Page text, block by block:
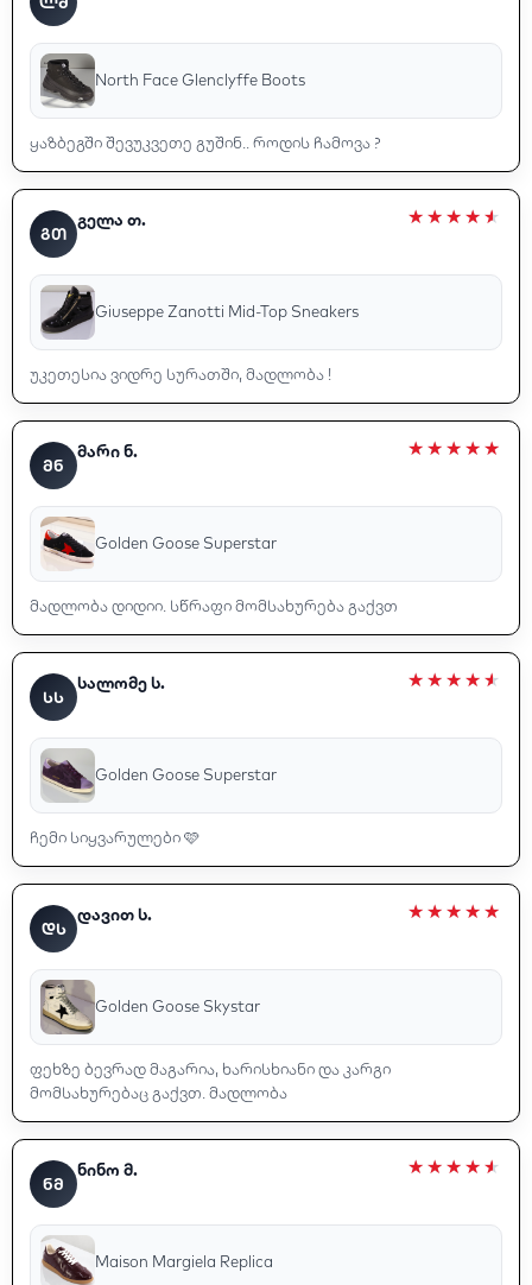
North Face Glenclyffe Boots
ყაზბეგში შევუკვეთე გუშინ.. როდის ჩამოვა ?
ᲒᲗ
გელა თ.
Giuseppe Zanotti Mid-Top Sneakers
უკეთესია ვიდრე სურათში, მადლობა !
ᲛᲜ
მარი ნ.
Golden Goose Superstar
მადლობა დიდიი. სწრაფი მომსახურება გაქვთ
ᲡᲡ
სალომე ს.
Golden Goose Superstar
ჩემი სიყვარულები 🩷
ᲓᲡ
დავით ს.
Golden Goose Skystar
ფეხზე ბევრად მაგარია, ხარისხიანი და კარგი
მომსახურებაც გაქვთ. მადლობა
ᲜᲛ
ნინო მ.
Maison Margiela Replica